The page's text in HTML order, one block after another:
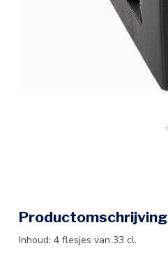
Productomschrijving
Inhoud: 4 flesjes van 33 cl.